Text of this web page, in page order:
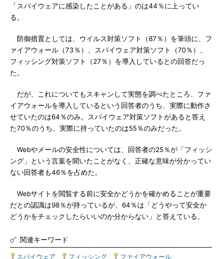
「スパイウェアに感染したことがある」のは44％に上ってい
る。
防御措置としては、ウイルス対策ソフト（87％）を筆頭に、フ
ァイアウォール（73％）、スパイウェア対策ソフト（70％）、
フィッシング対策ソフト（27％）を導入しているとの回答だっ
た。
だが、これについてもスキャンして実態を調べたところ、ファ
イアウォールを導入しているという回答者のうち、実際に動作さ
せていたのは64％のみ。スパイウェア対策ソフトがあると答え
た70％のうち、実際に持っていたのは55％のみだった。
Webやメールの安全性については、回答者の25％が「フィッシ
ング」という言葉を聞いたことがなく、正確な意味が分かってい
ない回答者も46％を占めた。
Webサイトを閲覧する前に安全かどうかを確かめることが重要
だとの認識は98％が持っているが、64％は「どうやって安全か
どうかをチェックしたらいいのか分からない」と答えている。
関連キーワード
スパイウェア フィッシング ファイアウォール